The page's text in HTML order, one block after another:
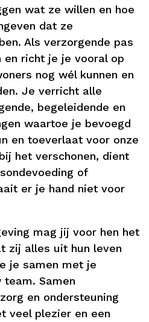
wat ze willen en hoe
dat ze
Als verzorgende pas
richt je je vooral op
nog wél kunnen en
Je verricht alle
begeleidende en
waartoe je bevoegd
en toeverlaat voor onze
het verschonen, dient
of
er je hand niet voor
mag jij voor hen het
zij alles uit hun leven
je samen met je
team. Samen
en ondersteuning
veel plezier en een